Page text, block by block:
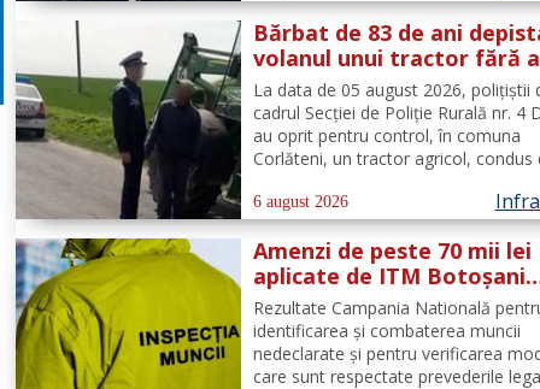
închisoarea. Tânărul a fost
ani și 5 luni de...
Bărbat de 83 de ani
volanul unui tractor fără a
deține permis de
La data de 05 august 2026, polițiștii
cadrul Secției de Poliție Rurală nr. 4
au oprit pentru control, în comuna
Corlăteni, un tractor agricol, condus
localitate. În urma verificărilor
către polițiști, s-a constatat faptul
6 august 2026
Amenzi de peste 70 mii lei
aplicate de ITM Botoșani
privind munca nedeclarată
Rezultate Campania Natională
identificarea și combaterea muncii
nedeclarate și pentru verificarea
care sunt respectate prevederile